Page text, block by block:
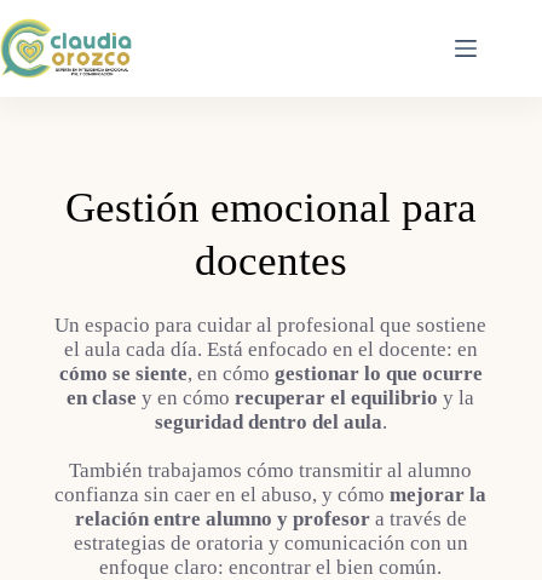
al
contenido
Gestión emocional para
docentes
Un espacio para cuidar al profesional que sostiene
el aula cada día. Está enfocado en el docente: en
cómo se siente, en cómo gestionar lo que ocurre
en clase y en cómorecuperar el equilibrio y la
seguridad dentro del aula.
También trabajamos cómo transmitir al alumno
confianza sin caer en el abuso, y cómomejorar la
relación entre alumno y profesora través de
estrategias de oratoria y comunicación con un
enfoque claro: encontrar el bien común.